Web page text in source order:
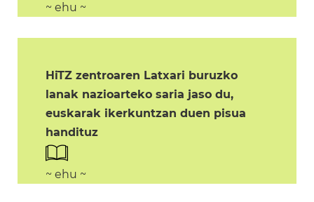
~ ehu ~
HiTZ zentroaren Latxari buruzko
lanak nazioarteko saria jaso du,
euskarak ikerkuntzan duen pisua
handituz
~ ehu ~